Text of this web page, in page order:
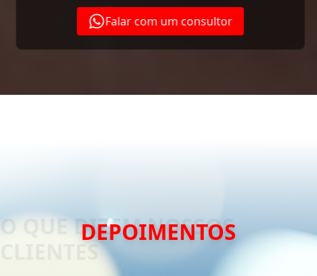
Falar com um consultor
DEPOIMENTOS